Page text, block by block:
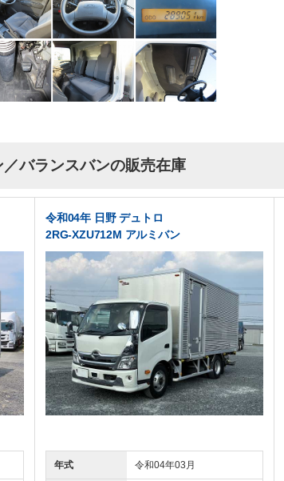
バランスバンの販売在庫
令和04年 日野 デュトロ
2RG-XZU712M アルミバン
年式 令和04年03月